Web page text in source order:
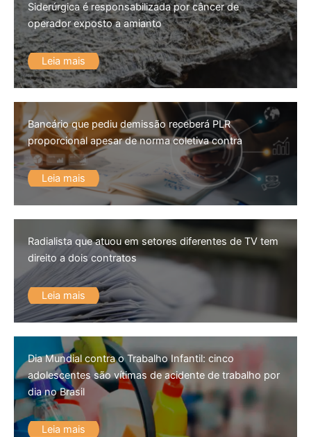
Siderúrgica é responsabilizada por câncer de
operador exposto a amianto
Leia mais
Bancário que pediu demissão receberá PLR
proporcional apesar de norma coletiva contra
Leia mais
Radialista que atuou em setores diferentes de TV tem
direito a dois contratos
Leia mais
Dia Mundial contra o Trabalho Infantil: cinco
adolescentes são vítimas de acidente de trabalho por
dia no Brasil
Leia mais